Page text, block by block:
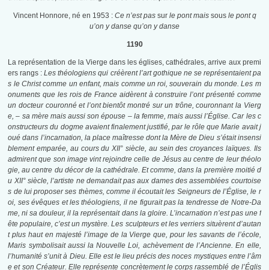
Vincent Honnore, né en 1953 : Ce n’est pas surle pont mais sousle pont q
u’on y danse qu’on y danse
1190
La représentation de la Vierge dans les églises, cathédrales, arrive aux premi
ers rangs :Les théologiens qui créèrent l’art gothique ne se représentaient pa
s le Christ comme un enfant, mais comme un roi, souverain du monde. Les m
onuments que les rois de France aidèrent à construire l’ont présenté comme
un docteur couronné et l’ont bientôt montré sur un trône, couronnant la Vierg
e, – sa mère mais aussi son épouse – la femme, mais aussi l’Église. Car les c
onstructeurs du dogme avaient finalement justifié, par le rôle que Marie avait j
oué dans l’incarnation, la place maîtresse dont la Mère de Dieu s’était insensi
blement emparée, au cours du XII° siècle, au sein des croyances laïques. Ils
admirent que son image vint rejoindre celle de Jésus au centre de leur théolo
gie, au centre du décor de la cathédrale. Et comme, dans la première moitié d
u XII° siècle, l’artiste ne demandait pas aux dames des assemblées courtoise
s de lui proposer ses thèmes, comme il écoutait les Seigneurs de l’Église, le r
oi, ses évêques et les théologiens, il ne figurait pas la tendresse de Notre-Da
me, ni sa douleur, il la représentait dans la gloire. L’incarnation n’est pas une f
ête populaire, c’est un mystère. Les sculpteurs et les verriers situèrent d’autan
t plus haut en majesté l’image de la Vierge que, pour les savants de l’école,
Maris symbolisait aussi la Nouvelle Loi, achèvement de l’Ancienne. En elle,
l’humanité s’unit à Dieu. Elle est le lieu précis des noces mystiques entre l’âm
e et son Créateur. Elle représente concrètement le corps rassemblé de l’Églis